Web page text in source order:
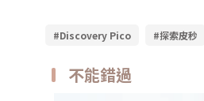
#Discovery Pico #探索皮秒
不能錯過